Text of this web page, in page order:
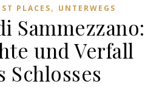
PLACES, UNTERWEGS
Sammezzano:
und Verfall
Schlosses